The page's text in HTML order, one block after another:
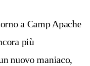
a Camp Apache
più
nuovo maniaco,